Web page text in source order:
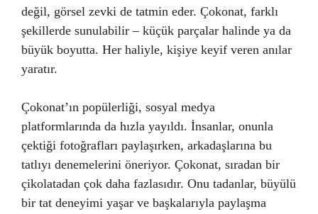
değil, görsel zevki de tatmin eder. Çokonat, farklı
şekillerde sunulabilir – küçük parçalar halinde ya da
büyük boyutta. Her haliyle, kişiye keyif veren anılar
yaratır.
Çokonat’ın popülerliği, sosyal medya
platformlarında da hızla yayıldı. İnsanlar, onunla
çektiği fotoğrafları paylaşırken, arkadaşlarına bu
tatlıyı denemelerini öneriyor. Çokonat, sıradan bir
çikolatadan çok daha fazlasıdır. Onu tadanlar, büyülü
bir tat deneyimi yaşar ve başkalarıyla paylaşma